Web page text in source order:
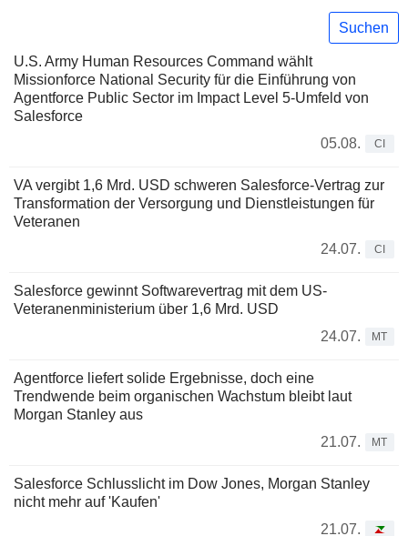
Suchen
U.S. Army Human Resources Command wählt
Missionforce National Security für die Einführung von
Agentforce Public Sector im Impact Level 5-Umfeld von
Salesforce
05.08.
CI
VA vergibt 1,6 Mrd. USD schweren Salesforce-Vertrag zur
Transformation der Versorgung und Dienstleistungen für
Veteranen
24.07.
CI
Salesforce gewinnt Softwarevertrag mit dem US-
Veteranenministerium über 1,6 Mrd. USD
24.07.
MT
Agentforce liefert solide Ergebnisse, doch eine
Trendwende beim organischen Wachstum bleibt laut
Morgan Stanley aus
21.07.
MT
Salesforce Schlusslicht im Dow Jones, Morgan Stanley
nicht mehr auf 'Kaufen'
21.07.